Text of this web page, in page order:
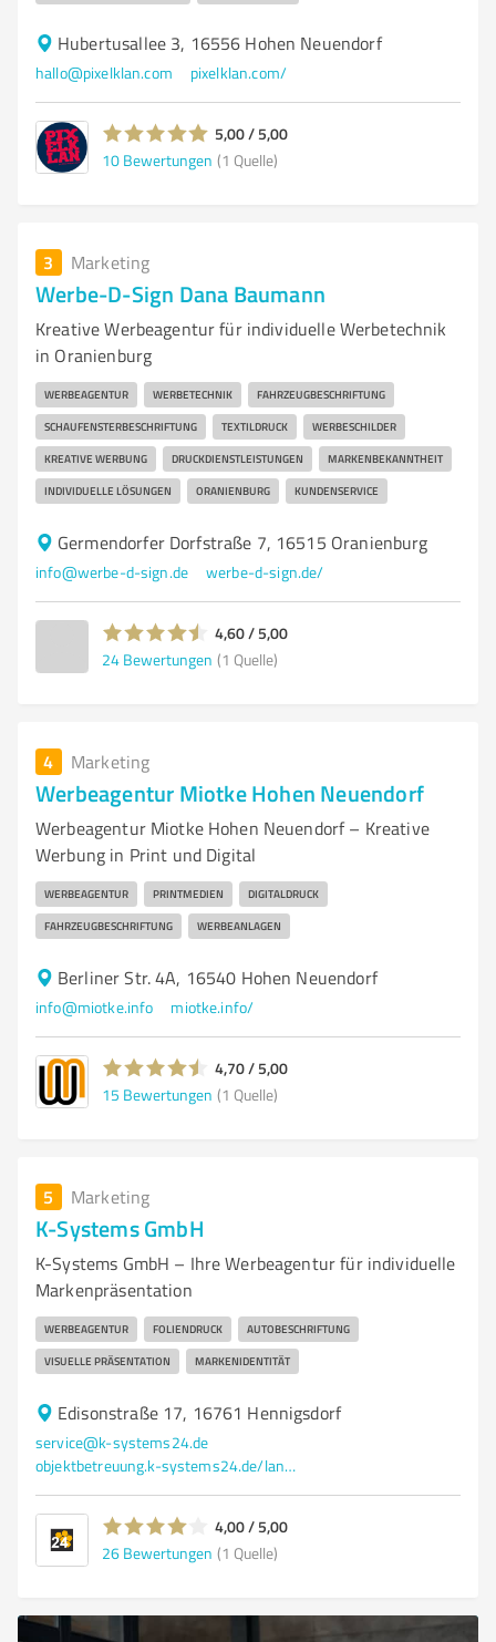
Hubertusallee 3, 16556 Hohen Neuendorf
hallo@pixelklan.com pixelklan.com/
5,00 / 5,00
10 Bewertungen (1 Quelle)
3 Marketing
Werbe-D-Sign Dana Baumann
Kreative Werbeagentur für individuelle Werbetechnik
in Oranienburg
WERBEAGENTUR WERBETECHNIK FAHRZEUGBESCHRIFTUNG
SCHAUFENSTERBESCHRIFTUNG TEXTILDRUCK WERBESCHILDER
KREATIVE WERBUNG DRUCKDIENSTLEISTUNGEN MARKENBEKANNTHEIT
INDIVIDUELLE LÖSUNGEN ORANIENBURG KUNDENSERVICE
Germendorfer Dorfstraße 7, 16515 Oranienburg
info@werbe-d-sign.de werbe-d-sign.de/
4,60 / 5,00
24 Bewertungen (1 Quelle)
4 Marketing
Werbeagentur Miotke Hohen Neuendorf
Werbeagentur Miotke Hohen Neuendorf – Kreative
Werbung in Print und Digital
WERBEAGENTUR PRINTMEDIEN DIGITALDRUCK
FAHRZEUGBESCHRIFTUNG WERBEANLAGEN
Berliner Str. 4A, 16540 Hohen Neuendorf
info@miotke.info miotke.info/
4,70 / 5,00
15 Bewertungen (1 Quelle)
5 Marketing
K-Systems GmbH
K-Systems GmbH – Ihre Werbeagentur für individuelle
Markenpräsentation
WERBEAGENTUR FOLIENDRUCK AUTOBESCHRIFTUNG
VISUELLE PRÄSENTATION MARKENIDENTITÄT
Edisonstraße 17, 16761 Hennigsdorf
service@k-systems24.de
objektbetreuung.k-systems24.de/landingpage/
4,00 / 5,00
26 Bewertungen (1 Quelle)